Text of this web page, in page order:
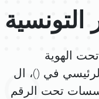
الهوية
في ()، ال
تحت الرقم